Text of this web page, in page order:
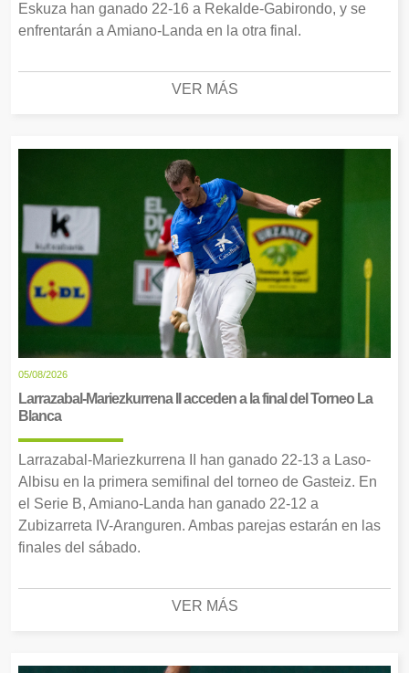
Eskuza han ganado 22-16 a Rekalde-Gabirondo, y se
enfrentarán a Amiano-Landa en la otra final.
VER MÁS
05/08/2026
Larrazabal-Mariezkurrena II acceden a la final del Torneo La
Blanca
Larrazabal-Mariezkurrena II han ganado 22-13 a Laso-
Albisu en la primera semifinal del torneo de Gasteiz. En
el Serie B, Amiano-Landa han ganado 22-12 a
Zubizarreta IV-Aranguren. Ambas parejas estarán en las
finales del sábado.
VER MÁS